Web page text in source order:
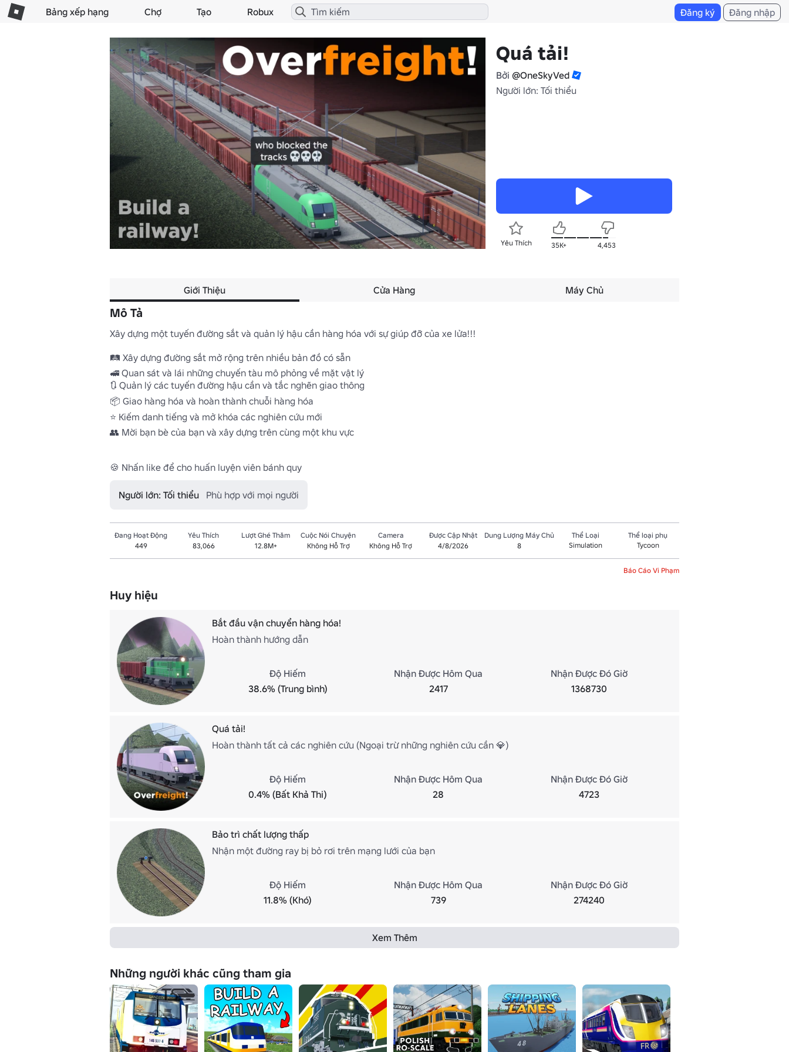
Bảng xếp hạng Chợ Tạo Robux Đăng ký Đăng nhập
Quá tải!
Bởi @OneSkyVed
Người lớn: Tối thiểu
Yêu Thích 35K+ 4,453
Giới Thiệu Cửa Hàng Máy Chủ
Mô Tả
Xây dựng một tuyến đường sắt và quản lý hậu cần hàng hóa với sự giúp đỡ của xe lửa!!!
🛤️ Xây dựng đường sắt mở rộng trên nhiều bản đồ có sẵn
🚅 Quan sát và lái những chuyến tàu mô phỏng về mặt vật lý
🔃 Quản lý các tuyến đường hậu cần và tắc nghẽn giao thông
📦 Giao hàng hóa và hoàn thành chuỗi hàng hóa
⭐ Kiếm danh tiếng và mở khóa các nghiên cứu mới
👥 Mời bạn bè của bạn và xây dựng trên cùng một khu vực
🍪 Nhấn like để cho huấn luyện viên bánh quy
Người lớn: Tối thiểu Phù hợp với mọi người
Đang Hoạt Động
449
Yêu Thích
83,066
Lượt Ghé Thăm
12.8M+
Cuộc Nói Chuyện
Không Hỗ Trợ
Camera
Không Hỗ Trợ
Được Cập Nhật
4/8/2026
Dung Lượng Máy Chủ
8
Thể Loại
Simulation
Thể loại phụ
Tycoon
Báo Cáo Vi Phạm
Huy hiệu
Bắt đầu vận chuyển hàng hóa!
Hoàn thành hướng dẫn
Độ Hiếm
38.6% (Trung bình)
Nhận Được Hôm Qua
2417
Nhận Được Đó Giờ
1368730
Quá tải!
Hoàn thành tất cả các nghiên cứu (Ngoại trừ những nghiên cứu cần 💎)
Độ Hiếm
0.4% (Bất Khả Thi)
Nhận Được Hôm Qua
28
Nhận Được Đó Giờ
4723
Bảo trì chất lượng thấp
Nhận một đường ray bị bỏ rơi trên mạng lưới của bạn
Độ Hiếm
11.8% (Khó)
Nhận Được Hôm Qua
739
Nhận Được Đó Giờ
274240
Xem Thêm
Những người khác cũng tham gia